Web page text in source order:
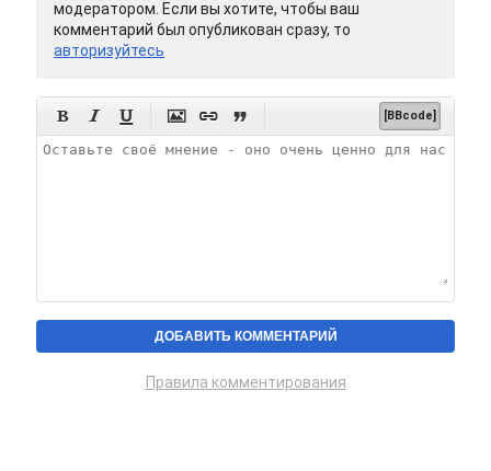
модератором. Если вы хотите, чтобы ваш
комментарий был опубликован сразу, то
авторизуйтесь
      [BBcode]
Правила комментирования